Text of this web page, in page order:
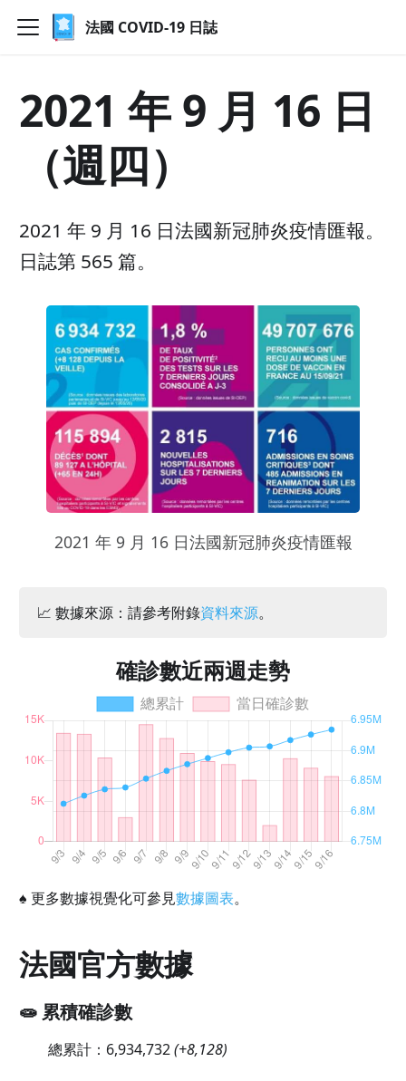
法國 COVID-19 日誌
2021 年 9 月 16 日
（週四）
2021 年 9 月 16 日法國新冠肺炎疫情匯報。
日誌第 565 篇。
2021 年 9 月 16 日法國新冠肺炎疫情匯報
📈 數據來源：請參考附錄資料來源。
確診數近兩週走勢
♠ 更多數據視覺化可參見數據圖表。
法國官方數據
🧫 累積確診數
總累計： 6,934,732(+8,128)